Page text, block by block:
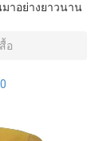
มาอย่างยาวนาน
อ
0